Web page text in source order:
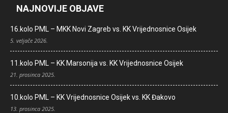
NAJNOVIJE OBJAVE
16.kolo PML – MKK Novi Zagreb vs. KK Vrijednosnice Osijek
5. veljače 2026.
11.kolo PML – KK Marsonija vs. KK Vrijednosnice Osijek
21. prosinca 2025.
10.kolo PML – KK Vrijednosnice Osijek vs. KK Đakovo
13. prosinca 2025.